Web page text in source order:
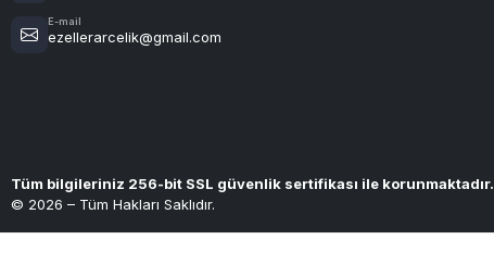
E-mail
ezellerarcelik@gmail.com
Tüm bilgileriniz 256-bit SSL güvenlik sertifikası ile korunmaktadır.
© 2026 – Tüm Hakları Saklıdır.